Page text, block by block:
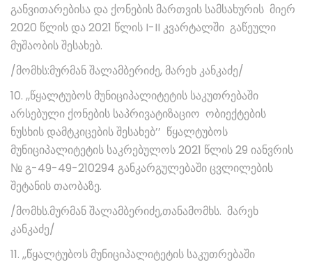
განვითარებისა და ქონების მართვის სამსახურის მიერ
2020 წლის და 2021 წლის I-II კვარტალში გაწეული
მუშაობის შესახებ.
/მომხს:მურმან შალამბერიძე, მარეხ კანკაძე/
10. ,,წყალტუბოს მუნიციპალიტეტის საკუთრებაში
არსებული ქონების საპრივატიზაციო ობიექტების
ნუსხის დამტკიცების შესახებ’’ წყალტუბოს
მუნიციპალიტეტის საკრებულოს 2021 წლის 29 იანვრის
№ გ-49-49-210294 განკარგულებაში ცვლილების
შეტანის თაობაზე.
/მომხს.მურმან შალამბერიძე,თანამომხს. მარეხ
კანკაძე/
11. ,,წყალტუბოს მუნიციპალიტეტის საკუთრებაში